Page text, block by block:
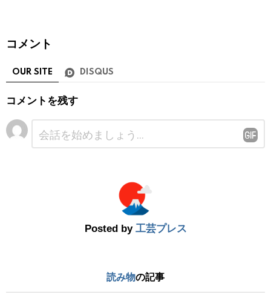
コメント
OUR SITE DISQUS
コメントを残す
Posted by 工芸プレス
読み物の記事